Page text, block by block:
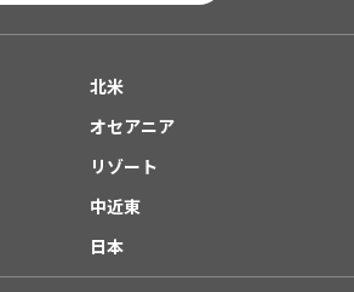
北米
オセアニア
リゾート
中近東
日本